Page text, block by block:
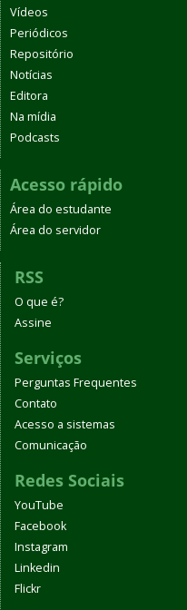
Vídeos
Periódicos
Repositório
Notícias
Editora
Na mídia
Podcasts
Acesso rápido
Área do estudante
Área do servidor
RSS
O que é?
Assine
Serviços
Perguntas Frequentes
Contato
Acesso a sistemas
Comunicação
Redes Sociais
YouTube
Facebook
Instagram
Linkedin
Flickr